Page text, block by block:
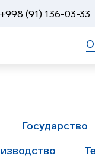
+998 (91) 136-03-33
О
Государство